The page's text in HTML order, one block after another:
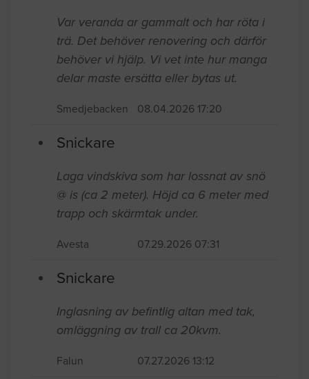
Var veranda ar gammalt och har röta i
trä. Det behöver renovering och därför
behöver vi hjälp. Vi vet inte hur manga
delar maste ersätta eller bytas ut.
Smedjebacken 08.04.2026 17:20
Snickare
Laga vindskiva som har lossnat av snö
@ is (ca 2 meter). Höjd ca 6 meter med
trapp och skärmtak under.
Avesta 07.29.2026 07:31
Snickare
Inglasning av befintlig altan med tak,
omläggning av trall ca 20kvm.
Falun 07.27.2026 13:12